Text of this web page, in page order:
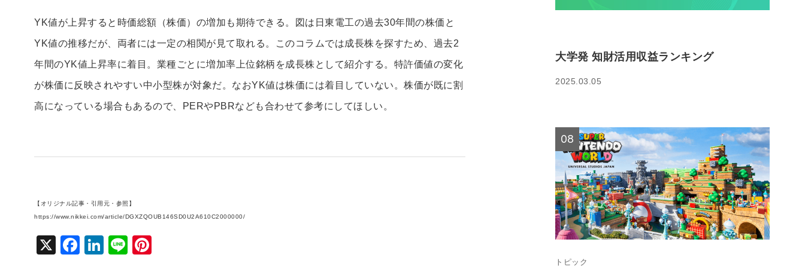
YK値が上昇すると時価総額（株価）の増加も期待できる。図は日東電工の過去30年間の株価と
YK値の推移だが、両者には一定の相関が見て取れる。このコラムでは成長株を探すため、過去2
年間のYK値上昇率に着目。業種ごとに増加率上位銘柄を成長株として紹介する。特許価値の変化
が株価に反映されやすい中小型株が対象だ。なおYK値は株価には着目していない。株価が既に割
高になっている場合もあるので、PERやPBRなども合わせて参考にしてほしい。
【オリジナル記事・引用元・参照】
https://www.nikkei.com/article/DGXZQOUB146SD0U2A610C2000000/
X
F
Li
Li
大学発 知財活用収益ランキング
2025.03.05
トピック